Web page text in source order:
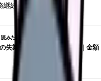
続が物理的に困難
みたい
失業保険(雇用保険)ガイド｜金